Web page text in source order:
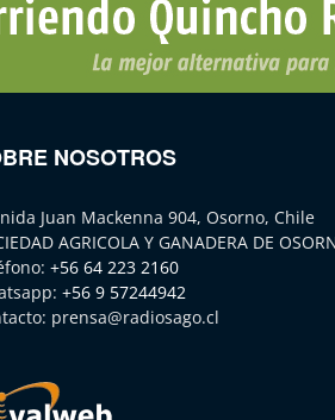
NOSOTROS
Juan Mackenna 904, Osorno, Chile
AGRICOLA Y GANADERA DE
+56 64 223 2160
+56 9 57244942
prensa@radiosago.cl